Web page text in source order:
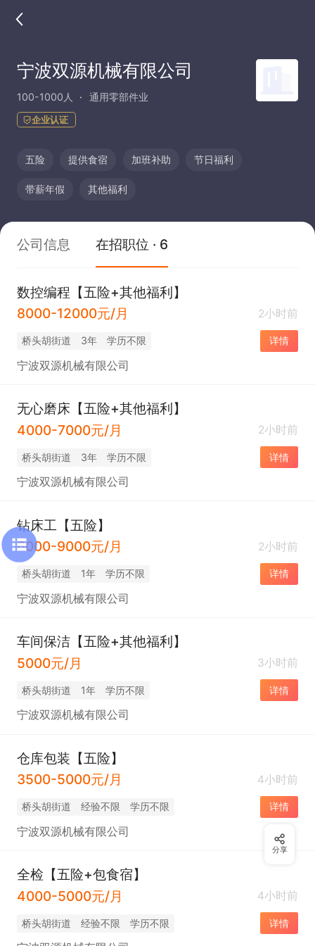
宁波双源机械有限公司
100-1000人 通用零部件业
企业认证
五险 提供食宿 加班补助 节日福利
带薪年假 其他福利
公司信息 在招职位 · 6
数控编程【五险+其他福利】
8000-12000元/月
2小时前
桥头胡街道 3年 学历不限 详情
宁波双源机械有限公司
无心磨床【五险+其他福利】
4000-7000元/月
2小时前
桥头胡街道 3年 学历不限 详情
宁波双源机械有限公司
钻床工【五险】
6000-9000元/月
2小时前
桥头胡街道 1年 学历不限 详情
宁波双源机械有限公司
车间保洁【五险+其他福利】
5000元/月
3小时前
桥头胡街道 1年 学历不限 详情
宁波双源机械有限公司
仓库包装【五险】
3500-5000元/月
4小时前
桥头胡街道 经验不限 学历不限 详情
宁波双源机械有限公司
全检【五险+包食宿】
4000-5000元/月
4小时前
桥头胡街道 经验不限 学历不限 详情
分享